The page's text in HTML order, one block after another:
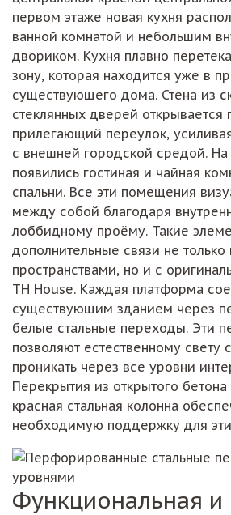
первом этаже новая кухня
ванной комнатой и небольшим
двориком. Кухня плавно
зону, которая находится уже в
существующего дома. Стена из
стеклянных дверей открывается
прилегающий переулок,
с внешней городской средой. На
появились гостиная и чайная
спальни. Все эти помещения
между собой благодаря
лоббидному проёму. Такие
дополнительные связи не
пространствами, но и с
TH House. Каждая платформа
существующим зданием через
белые стальные переходы. Эти
позволяют естественному свету
проникать через все уровни
Перекрытия из открытого бетона
красная стальная колонна
необходимую поддержку для
Функциональная и